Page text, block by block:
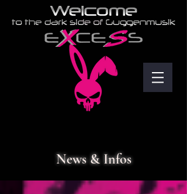
News & Infos